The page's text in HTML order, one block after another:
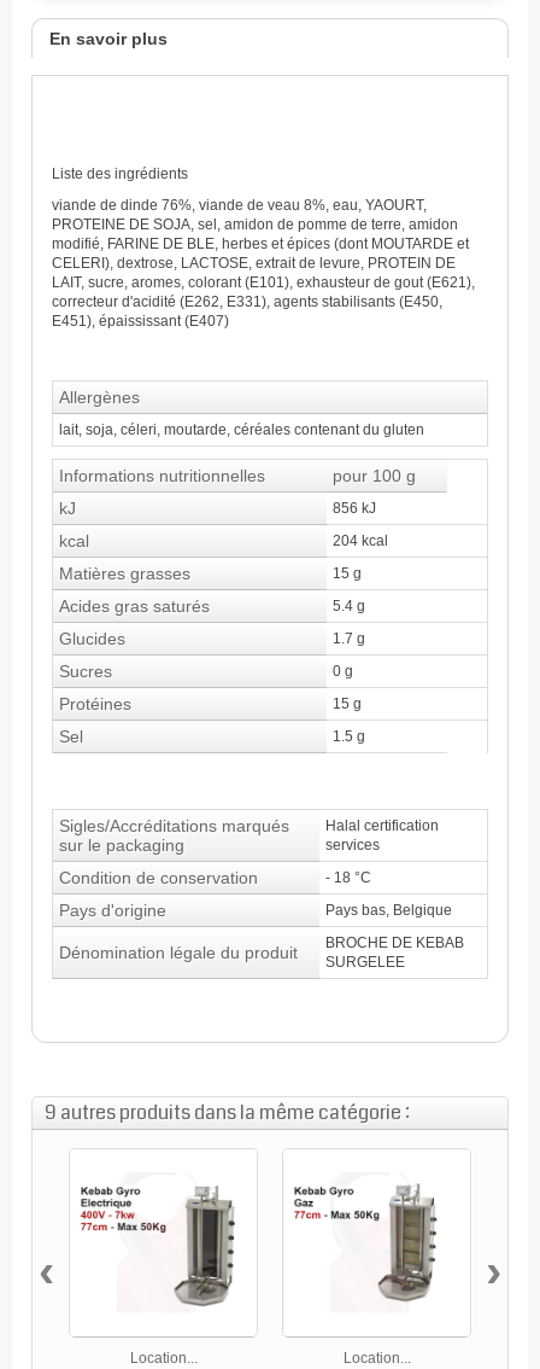
En savoir plus
Liste des ingrédients
viande de dinde 76%, viande de veau 8%, eau, YAOURT,
PROTEINE DE SOJA, sel, amidon de pomme de terre, amidon
modifié, FARINE DE BLE, herbes et épices (dont MOUTARDE et
CELERI), dextrose, LACTOSE, extrait de levure, PROTEIN DE
LAIT, sucre, aromes, colorant (E101), exhausteur de gout (E621),
correcteur d'acidité (E262, E331), agents stabilisants (E450,
E451), épaississant (E407)
Allergènes
lait, soja, céleri, moutarde, céréales contenant du gluten
Informations nutritionnelles
pour 100 g
kJ
856 kJ
kcal 204 kcal
Matières grasses 15 g
Acides gras saturés 5.4 g
Glucides 1.7 g
Sucres 0 g
Protéines 15 g
Sel 1.5 g
Sigles/Accréditations marqués
sur le packaging
Halal certification
services
Condition de conservation - 18 °C
Pays d'origine Pays bas, Belgique
Dénomination légale du produit
BROCHE DE KEBAB
SURGELEE
9 autres produits dans la même catégorie :
Location... Location...
‹ ›